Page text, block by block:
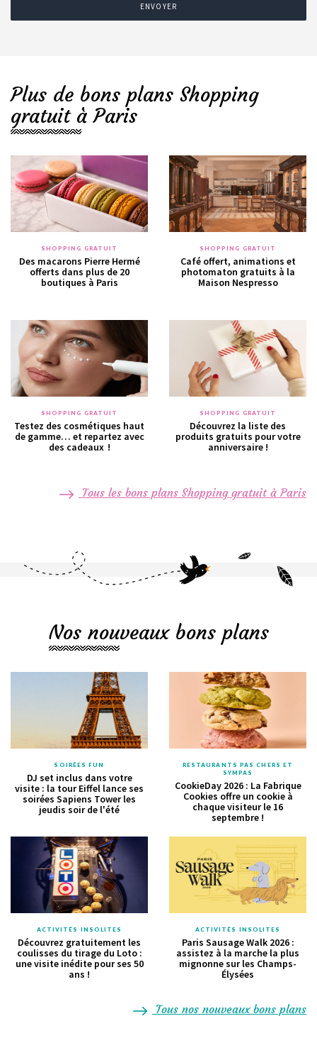
ENVOYER
Plus de bons plans Shopping
gratuit à Paris
SHOPPING GRATUIT
Des macarons Pierre Hermé
offerts dans plus de 20
boutiques à Paris
SHOPPING GRATUIT
Café offert, animations et
photomaton gratuits à la
Maison Nespresso
SHOPPING GRATUIT
Testez des cosmétiques haut
de gamme… et repartez avec
des cadeaux !
SHOPPING GRATUIT
Découvrez la liste des
produits gratuits pour votre
anniversaire !
Tous les bons plans Shopping gratuit à Paris
Nos nouveaux bons plans
SOIRÉES FUN
DJ set inclus dans votre
visite : la tour Eiffel lance ses
soirées Sapiens Tower les
jeudis soir de l'été
RESTAURANTS PAS CHERS ET
SYMPAS
CookieDay 2026 : La Fabrique
Cookies offre un cookie à
chaque visiteur le 16
septembre !
ACTIVITÉS INSOLITES
Découvrez gratuitement les
coulisses du tirage du Loto :
une visite inédite pour ses 50
ans !
ACTIVITÉS INSOLITES
Paris Sausage Walk 2026 :
assistez à la marche la plus
mignonne sur les Champs-
Élysées
Tous nos nouveaux bons plans